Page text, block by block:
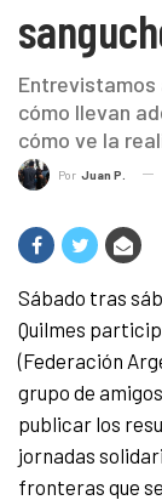
Entrevistamos
cómo llevan
cómo ve la
Por Juan P.
Sábado tras
Quilmes
(Federación
grupo de
publicar los
jornadas
fronteras que